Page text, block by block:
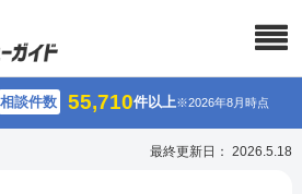
相談件数 55,710件以上※2026年8月時点
最終更新日： 2026.5.18